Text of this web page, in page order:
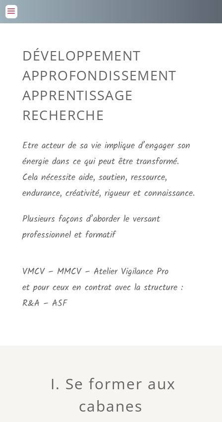
a
DÉVELOPPEMENT
APPROFONDISSEMENT
APPRENTISSAGE
RECHERCHE
Etre acteur de sa vie implique d’engager son
énergie dans ce qui peut être transformé.
Cela nécessite aide, soutien, ressource,
endurance, créativité, rigueur et connaissance.
Plusieurs façons d’aborder le versant
professionnel et formatif
VMCV– MMCV– Atelier Vigilance Pro
et pour ceux en contrat avec la structure :
R&A – ASF
I. Se former aux
cabanes